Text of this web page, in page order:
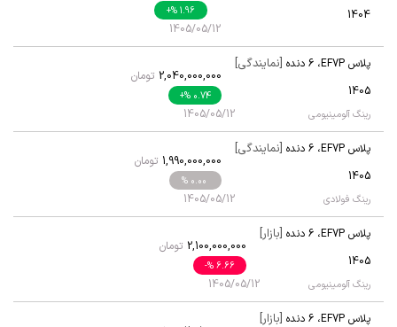
1404
1405/05/12
% 1.96
+
پلاس EF7P ، 6 دنده [نمایندگی]
1405
رینگ آلومینیومی 1405/05/12
% 0.74
+
تومان 2,040,000,000
پلاس EF7P ، 6 دنده [نمایندگی]
1405
رینگ فولادی 1405/05/12
% 0.00
تومان 1,990,000,000
پلاس EF7P ، 6 دنده [بازار]
1405
رینگ آلومینیومی 1405/05/12
% 6.66
-
تومان 2,100,000,000
پلاس EF7P ، 6 دنده [بازار]